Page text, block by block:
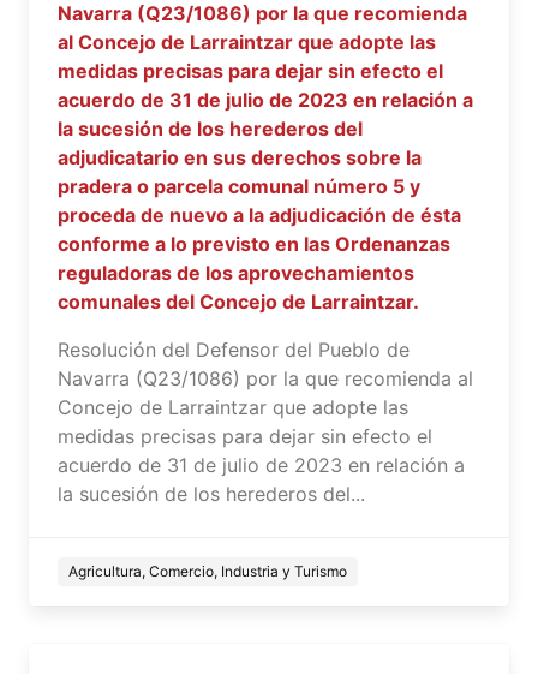
Navarra (Q23/1086) por la que recomienda
al Concejo de Larraintzar que adopte las
medidas precisas para dejar sin efecto el
acuerdo de 31 de julio de 2023 en relación a
la sucesión de los herederos del
adjudicatario en sus derechos sobre la
pradera o parcela comunal número 5 y
proceda de nuevo a la adjudicación de ésta
conforme a lo previsto en las Ordenanzas
reguladoras de los aprovechamientos
comunales del Concejo de Larraintzar.
Resolución del Defensor del Pueblo de
Navarra (Q23/1086) por la que recomienda al
Concejo de Larraintzar que adopte las
medidas precisas para dejar sin efecto el
acuerdo de 31 de julio de 2023 en relación a
la sucesión de los herederos del...
Agricultura, Comercio, Industria y Turismo